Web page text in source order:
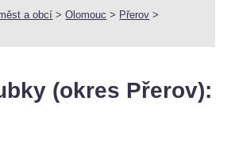
a obcí >Olomouc > Přerov >
(okres Přerov):